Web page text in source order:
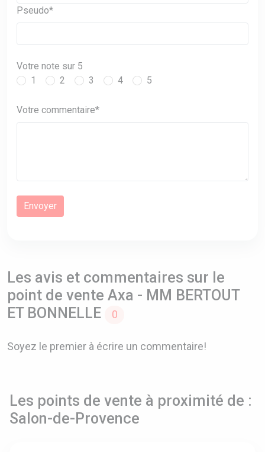
Pseudo*
Votre note sur 5
1
2 3 4 5
Votre commentaire*
Les avis et commentaires sur le
point de vente Axa - MM BERTOUT
ET BONNELLE
0
Soyez le premier à écrire un commentaire!
Les points de vente à proximité de :
Salon-de-Provence